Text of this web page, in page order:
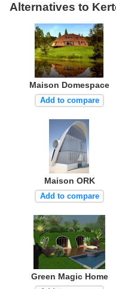
Alternatives to
Maison Domespace
Add to compare
Maison ORK
Add to compare
Green Magic Home